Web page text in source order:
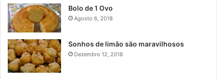
Bolo de 1 Ovo
Agosto 6, 2018
Sonhos de limão são maravilhosos
Dezembro 12, 2018